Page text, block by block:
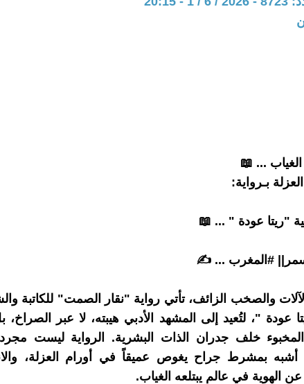
... 📖
بـرواية:
"ريتا عودة " ... 📖
#المغرب ... ✍
والصخب الزائف، تأتي رواية "نقار الصمت" للكاتبة
عودة "، لتُعيد إلى المشهد الأدبي هيبته، لا عبر الصراخ،
خلف جدران الذات البشرية. الرواية ليست
بمشرط جراح يغوص عميقاً في أورام العزلة،
الهوية في عالم يبتلعه الغياب.